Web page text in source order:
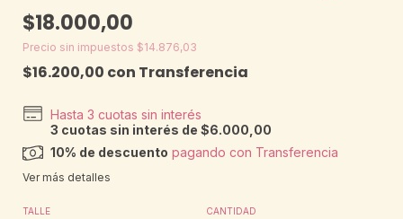
$18.000,00
Precio sin impuestos $14.876,03
$16.200,00 con Transferencia
3 cuotas sin interés de$6.000,00
10% de descuento pagando con Transferencia
Ver más detalles
TALLE CANTIDAD